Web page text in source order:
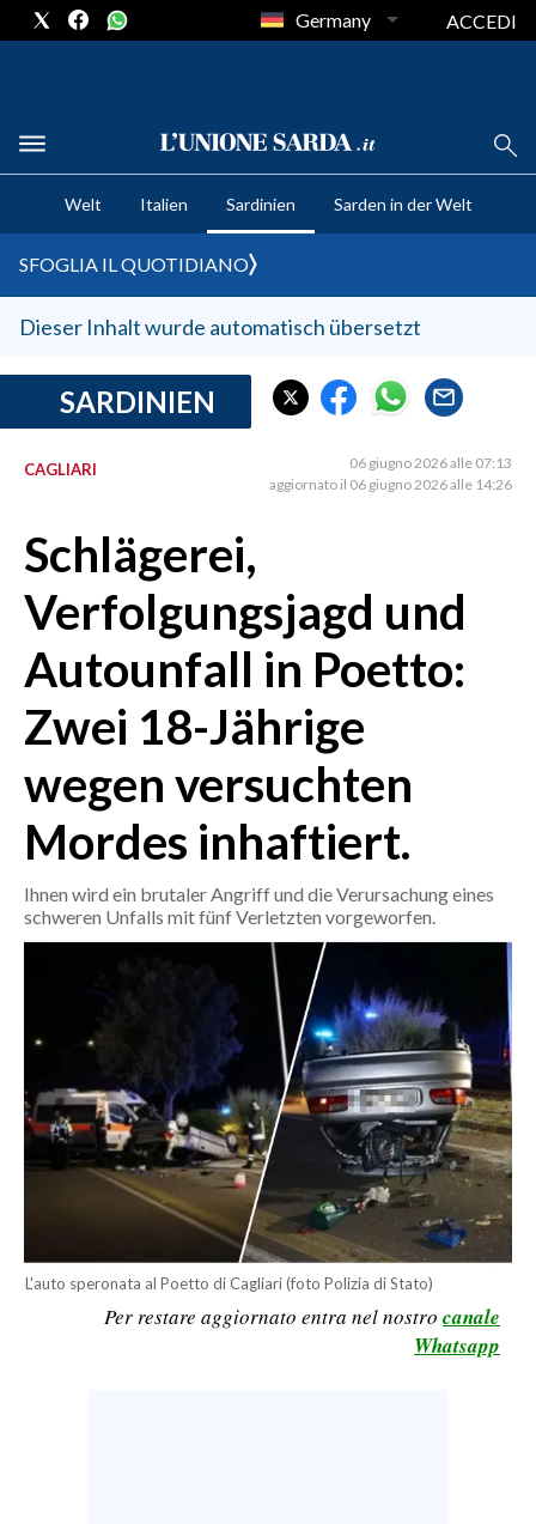
CRONACA SARDEGNA
CAGLIARI
SULCIS IGLESIENTE
MEDIO CAMPIDANO
SASSARI E PROVINCIA
GALLURA
NUORO E PROVINCIA
AGENDA
ITALIA
MONDO
POLITICA
ECONOMIA
SERVIZI ALLE IMPRESE
BANDI
RISULTATI E CLASSIFICHE
CALCIO
CALCIO REGIONALE
BASKET
TENNIS
ALTRI SPORT
Germany ACCEDI
Welt Italien Sardinien Sarden in der Welt
SFOGLIA IL QUOTIDIANO
Dieser Inhalt wurde automatisch übersetzt
SARDINIEN
CAGLIARI
06 giugno 2026 alle 07:13
aggiornato il 06 giugno 2026 alle 14:26
Schlägerei,
Verfolgungsjagd und
Autounfall in Poetto:
Zwei 18-Jährige
wegen versuchten
Mordes inhaftiert.
Ihnen wird ein brutaler Angriff und die Verursachung eines
schweren Unfalls mit fünf Verletzten vorgeworfen.
L'auto speronata al Poetto di Cagliari (foto Polizia di Stato)
Per restare aggiornato entra nel nostro canale
Whatsapp